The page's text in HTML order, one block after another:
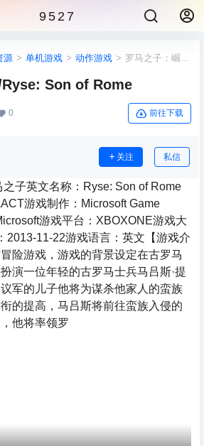
9527
源 > 单机游戏 > 动作游戏 > 罗马之子：崛
Ryse: Son of Rome
0 前往下载
关注 私信
子英文名称：Ryse: Son of Rome
游戏制作：Microsoft Game
游戏平台：XBOXONE游戏大
2013-11-22游戏语言：英文【游戏介
险游戏，游戏的背景设定在古罗马
演一位年轻的古罗马士兵马吕斯·提
军的儿子他将为谋杀他家人的蛮族
的提高，马吕斯将前往蛮族入侵的
他将率领罗